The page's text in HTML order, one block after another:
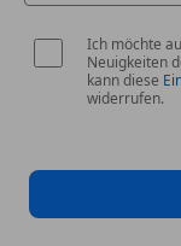
Ich möchte
Neuigkeiten
kann diese
widerrufen.